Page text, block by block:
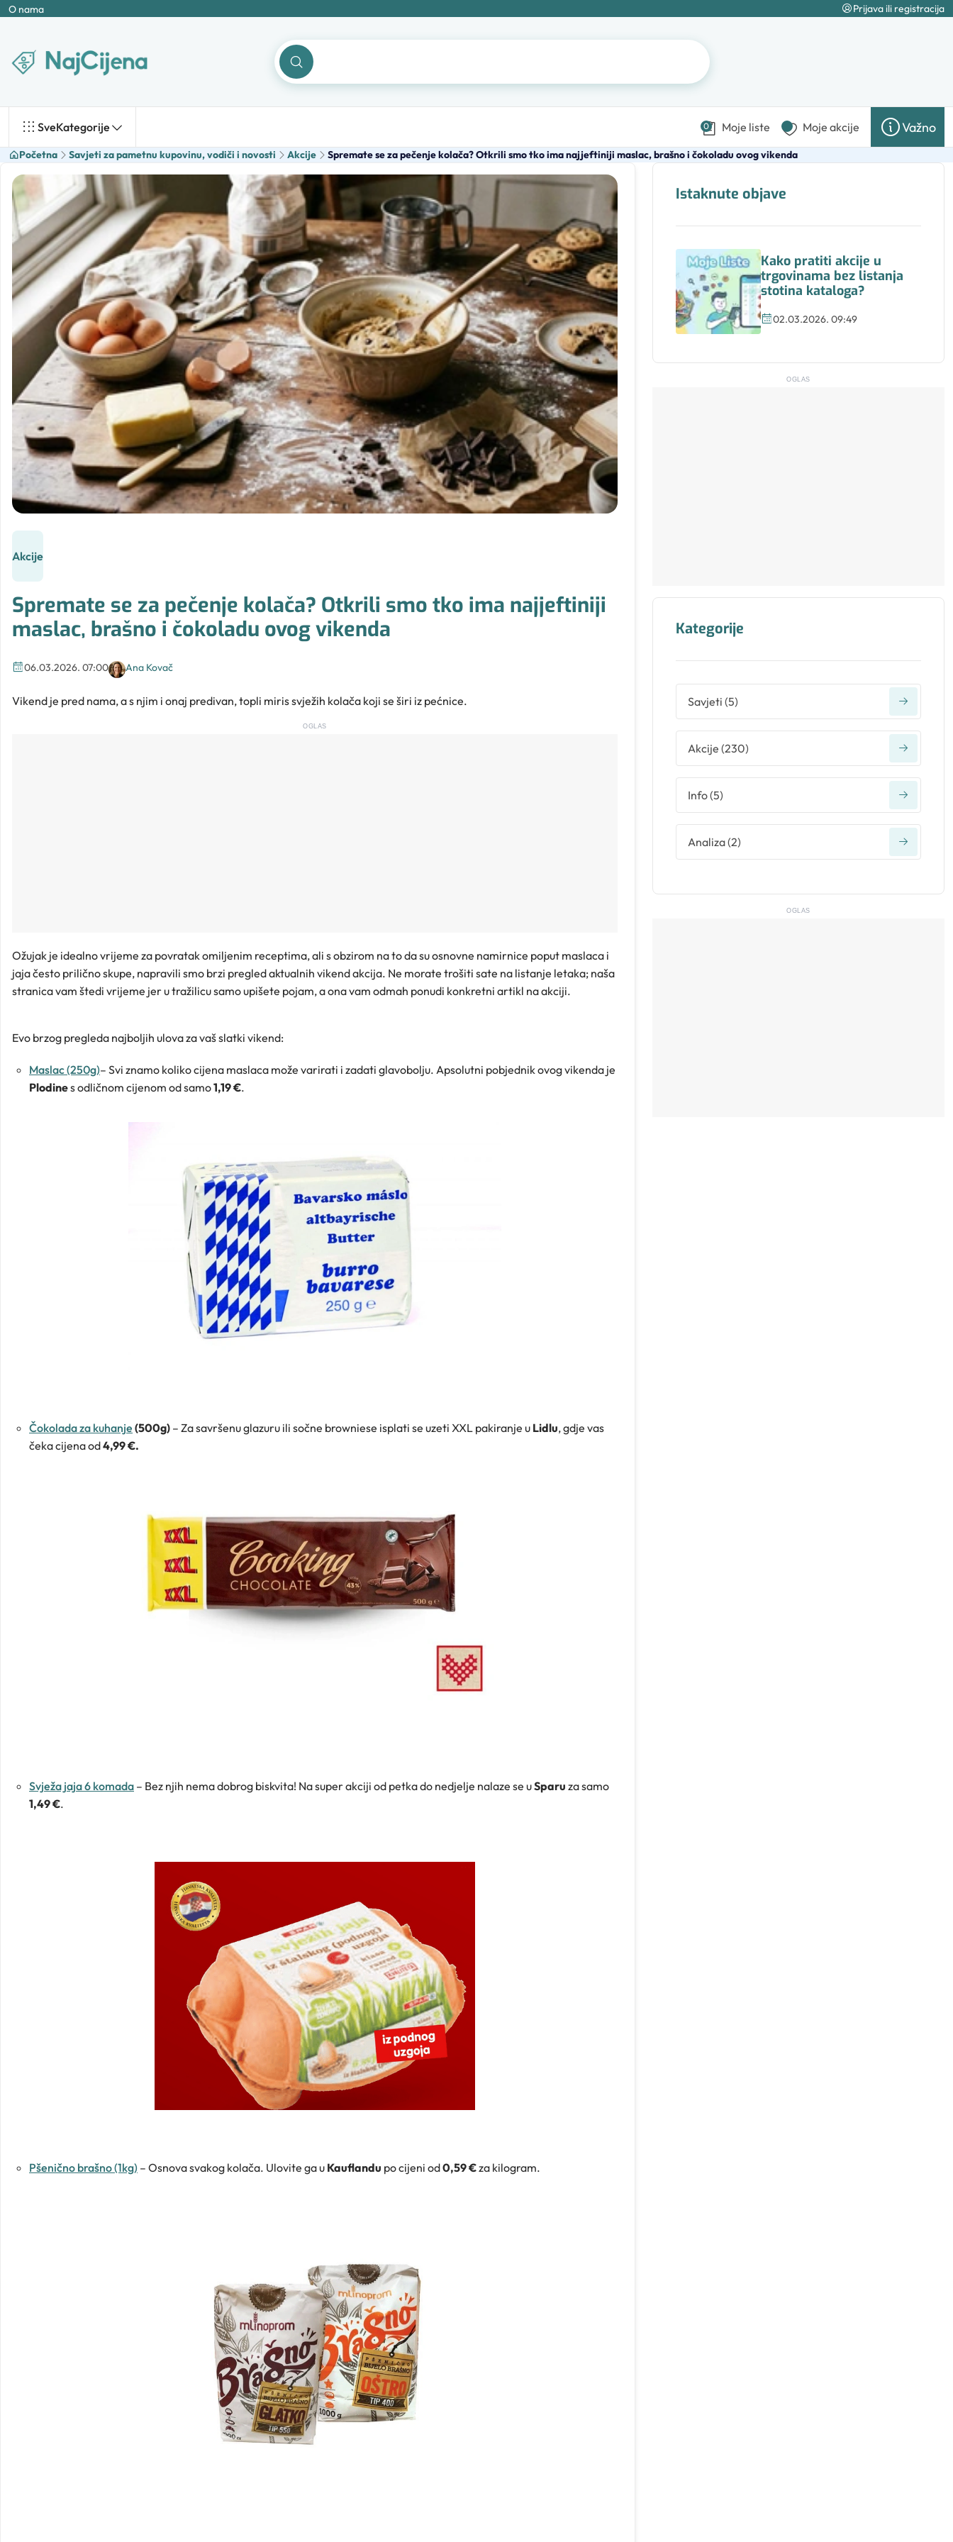
O nama Prijava ili registracija
SveKategorije 0 Moje liste Moje akcije Važno
Početna Savjeti za pametnu kupovinu, vodiči i novosti Akcije Spremate se za pečenje kolača? Otkrili smo tko ima najjeftiniji maslac, brašno i čokoladu ovog vikenda
Akcije
Spremate se za pečenje kolača? Otkrili smo tko ima najjeftiniji
maslac, brašno i čokoladu ovog vikenda
06.03.2026. 07:00 Ana Kovač
Vikend je pred nama, a s njim i onaj predivan, topli miris svježih kolača koji se širi iz pećnice.
OGLAS
Ožujak je idealno vrijeme za povratak omiljenim receptima, ali s obzirom na to da su osnovne namirnice poput maslaca i
jaja često prilično skupe, napravili smo brzi pregled aktualnih vikend akcija. Ne morate trošiti sate na listanje letaka; naša
stranica vam štedi vrijeme jer u tražilicu samo upišete pojam, a ona vam odmah ponudi konkretni artikl na akciji.
Evo brzog pregleda najboljih ulova za vaš slatki vikend:
Maslac (250g)– Svi znamo koliko cijena maslaca može varirati i zadati glavobolju. Apsolutni pobjednik ovog vikenda je
Plodines odličnom cijenom od samo1,19 €.
Čokolada za kuhanje (500g) – Za savršenu glazuru ili sočne browniese isplati se uzeti XXL pakiranje u Lidlu, gdje vas
čeka cijena od4,99 €.
Svježa jaja 6 komada – Bez njih nema dobrog biskvita! Na super akciji od petka do nedjelje nalaze se uSparu za samo
1,49 €.
Pšenično brašno (1kg) – Osnova svakog kolača. Ulovite ga u Kauflandu po cijeni od0,59 €za kilogram.
Istaknute objave
Kako pratiti akcije u
trgovinama bez listanja
stotina kataloga?
02.03.2026. 09:49
OGLAS
Kategorije
Savjeti (5)
Akcije (230)
Info(5)
Analiza(2)
OGLAS